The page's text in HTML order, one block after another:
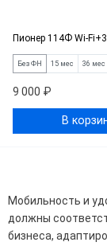
Пионер 114Ф Wi-
Без ФН 15 мес 36 мес
9 000 ₽
В
Мобильность и
должны
бизнеса,